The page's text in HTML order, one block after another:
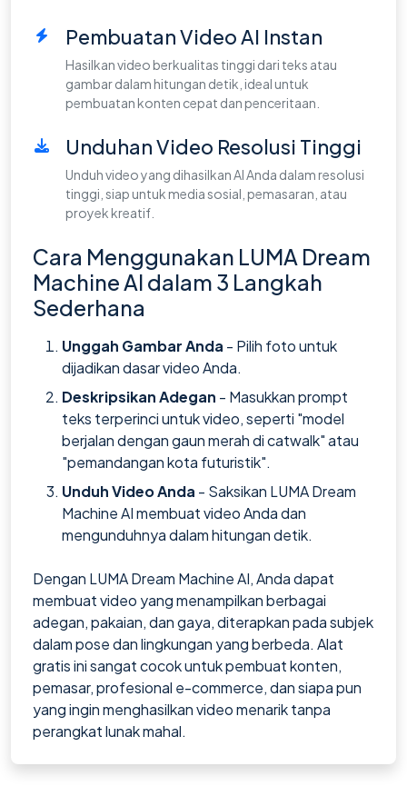
Pembuatan Video AI Instan
Hasilkan video berkualitas tinggi dari teks atau
gambar dalam hitungan detik, ideal untuk
pembuatan konten cepat dan penceritaan.
Unduhan Video Resolusi Tinggi
Unduh video yang dihasilkan AI Anda dalam resolusi
tinggi, siap untuk media sosial, pemasaran, atau
proyek kreatif.
Cara Menggunakan LUMA Dream
Machine AI dalam 3 Langkah
Sederhana
Unggah Gambar Anda - Pilih foto untuk
dijadikan dasar video Anda.
Deskripsikan Adegan - Masukkan prompt
teks terperinci untuk video, seperti "model
berjalan dengan gaun merah di catwalk" atau
"pemandangan kota futuristik".
Unduh Video Anda - Saksikan LUMA Dream
Machine AI membuat video Anda dan
mengunduhnya dalam hitungan detik.
Dengan LUMA Dream Machine AI, Anda dapat
membuat video yang menampilkan berbagai
adegan, pakaian, dan gaya, diterapkan pada subjek
dalam pose dan lingkungan yang berbeda. Alat
gratis ini sangat cocok untuk pembuat konten,
pemasar, profesional e-commerce, dan siapa pun
yang ingin menghasilkan video menarik tanpa
perangkat lunak mahal.